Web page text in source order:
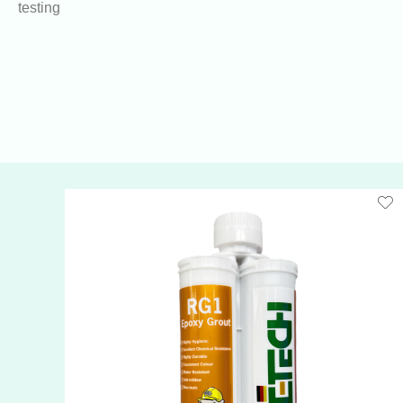
testing